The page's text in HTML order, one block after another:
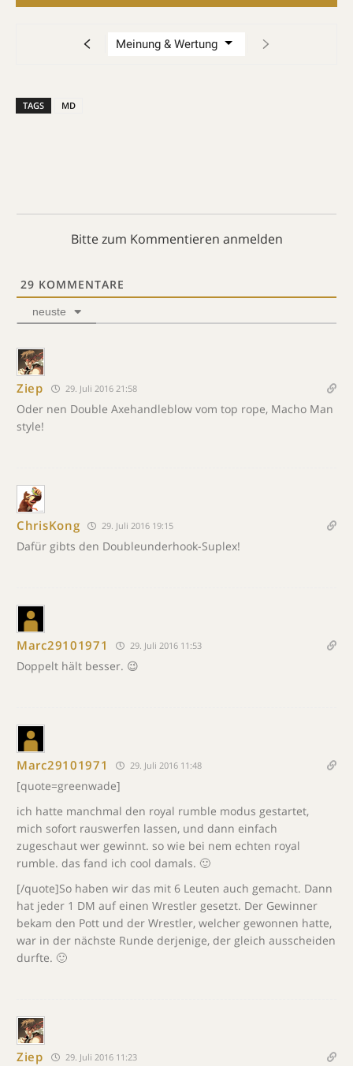
TAGS MD
Bitte zum Kommentieren anmelden
29 KOMMENTARE
neuste
Ziep 29. Juli 2016 21:58
Oder nen Double Axehandleblow vom top rope, Macho Man
style!
ChrisKong 29. Juli 2016 19:15
Dafür gibts den Doubleunderhook-Suplex!
Marc29101971 29. Juli 2016 11:53
Doppelt hält besser. 😉
Marc29101971 29. Juli 2016 11:48
[quote=greenwade]
ich hatte manchmal den royal rumble modus gestartet,
mich sofort rauswerfen lassen, und dann einfach
zugeschaut wer gewinnt. so wie bei nem echten royal
rumble. das fand ich cool damals. 🙂
[/quote]So haben wir das mit 6 Leuten auch gemacht. Dann
hat jeder 1 DM auf einen Wrestler gesetzt. Der Gewinner
bekam den Pott und der Wrestler, welcher gewonnen hatte,
war in der nächste Runde derjenige, der gleich ausscheiden
durfte. 🙂
Ziep 29. Juli 2016 11:23